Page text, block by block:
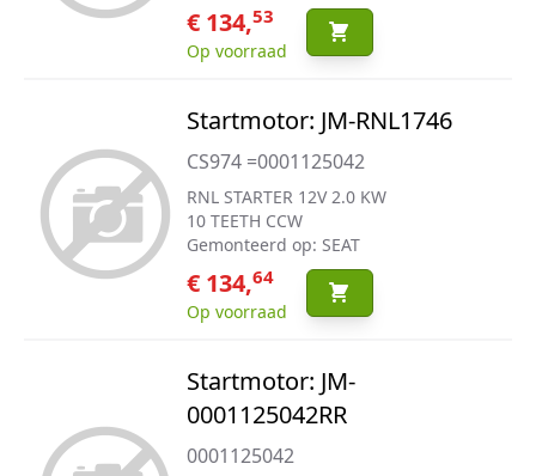
€ 134,53
Op voorraad
Startmotor: JM-RNL1746
CS974 =0001125042
RNL STARTER 12V 2.0 KW
10 TEETH CCW
Gemonteerd op: SEAT
€ 134,64
Op voorraad
Startmotor: JM-
0001125042RR
0001125042